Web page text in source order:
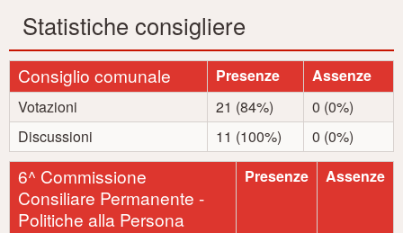
Statistiche consigliere
Consiglio comunale Presenze
Assenze
Votazioni
21 (84%)
0 (0%)
Discussioni
11 (100%) 0 (0%)
6^ Commissione
Consiliare Permanente -
Politiche alla Persona
Presenze Assenze